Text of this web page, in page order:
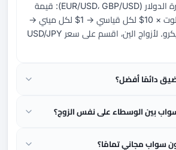
لأي زوج بتسعيرة الدولار (EUR/USD، GBP/USD): قيمة
البيب ≈ حجم اللوت × 10$ لكل قياسي → 1$ لكل ميني →
0.10$ لكل مايكرو. لأزواج الين، اقسم على سعر USD/JPY
دائمًا أفضل؟
بين الوسطاء على نفس الزوج؟
سواب مجاني تمامًا؟